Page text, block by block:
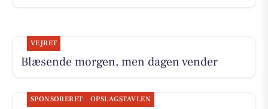
VEJRET
Blæsende morgen, men dagen vender
SPONSORERET OPSLAGSTAVLEN